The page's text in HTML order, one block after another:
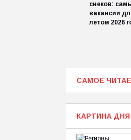
снеков:
вакансии
летом 2026
САМОЕ
КАРТИНА ДНЯ